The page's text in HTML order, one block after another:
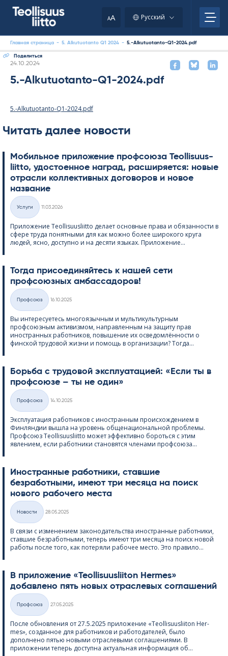
AA Русский
Главная страница - 5. Alkutuotanto Q1 2024 - 5.-Alkutuotanto-Q1-2024.pdf
Поделиться
Kirjoitettu
24.10.2024
5.-Alkutuotanto-Q1-2024.pdf
5.-Alkutuotanto-Q1-2024.pdf
Читать далее новости
Мобильное приложение профсоюза Teol­li­suus­
liitto, удостоенное наград, расширяется: новые
отрасли коллективных договоров и новое
название
Категории
Услуги
11.03.2026
Приложение Teol­li­suus­liitto делает основные права и обязанности в
сфере труда понятными для как можно более широкого круга
людей, ясно, доступно и на десяти языках. Приложение...
Тогда присоединяйтесь к нашей сети
профсоюзных амбассадоров!
Категории
Профсоюз
16.10.2025
Вы интересуетесь многоязычным и мультикультурным
профсоюзным активизмом, направленным на защиту прав
иностранных работников, повышение их осведомлённости о
финской трудовой жизни и помощь в организации? Тогда...
Борьба с трудовой эксплуатацией: «Если ты в
профсоюзе – ты не один»
Категории
Профсоюз
14.10.2025
Эксплуатация работников с иностранным происхождением в
Финляндии вышла на уровень общенациональной проблемы.
Профсоюз Teol­li­suus­liitto может эффективно бороться с этим
явлением, если работники становятся членами профсоюза...
Иностранные работники, ставшие
безработными, имеют три месяца на поиск
нового рабочего места
Категории
Hовости
28.05.2025
В связи с изменением законодательства иностранные работники,
ставшие безработными, теперь имеют три месяца на поиск новой
работы после того, как потеряли рабочее место. Это правило...
В приложение «Teol­li­suus­lii­ton Her­mes»
добавлено пять новых отраслевых соглашений
Категории
Профсоюз
27.05.2025
После обновления от 27.5.2025 приложение «Teol­li­suus­lii­ton Her­
mes», созданное для работников и работодателей, было
дополнено пятью новыми отраслевыми соглашениями. В
приложении теперь доступна актуальная информация об...